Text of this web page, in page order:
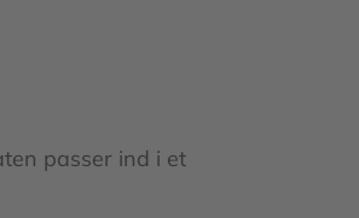
passer ind i et